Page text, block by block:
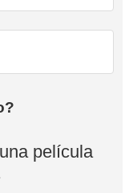
película